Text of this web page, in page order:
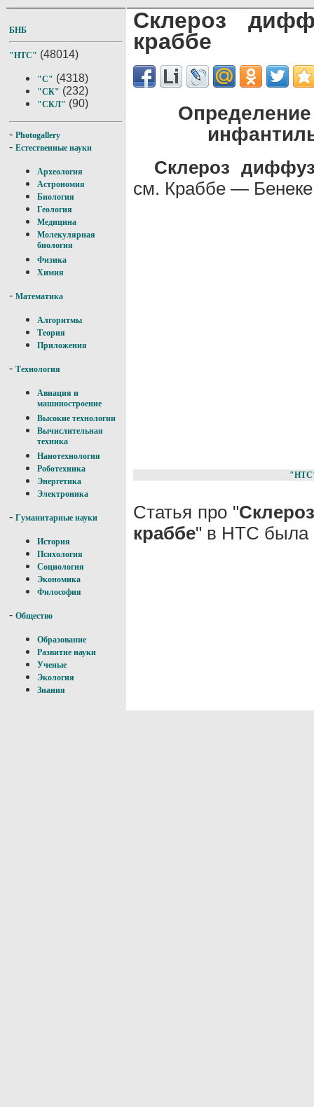
БНБ
"НТС" (48014)
"С" (4318)
"СК" (232)
"СКЛ" (90)
- Photogallery
- Естественные науки
Археология
Астрономия
Биология
Геология
Медицина
Молекулярная
биология
Физика
Химия
- Математика
Алгоритмы
Теория
Приложения
- Технология
Авиация и
машиностроение
Высокие технологии
Вычислительная
техника
Нанотехнология
Роботехника
Энергетика
Электроника
- Гуманитарные науки
История
Психология
Социология
Экономика
Философия
- Общество
Образование
Развитие науки
Ученые
Экология
Знания
Склероз
краббе
Склероз
см. Краббе — Бенеке
Статья про "
краббе" в НТС была